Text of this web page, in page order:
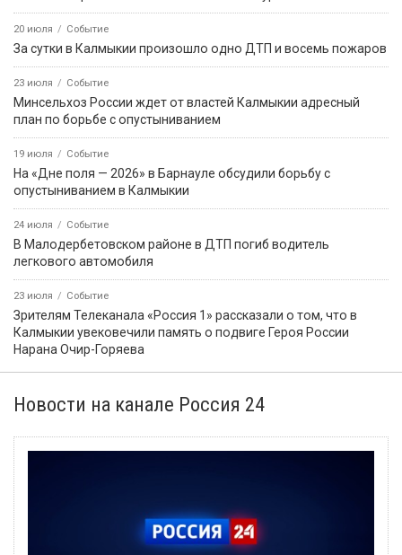
20 июля Событие
За сутки в Калмыкии произошло одно ДТП и восемь пожаров
23 июля Событие
Минсельхоз России ждет от властей Калмыкии адресный
план по борьбе с опустыниванием
19 июля Событие
На «Дне поля — 2026» в Барнауле обсудили борьбу с
опустыниванием в Калмыкии
24 июля Событие
В Малодербетовском районе в ДТП погиб водитель
легкового автомобиля
23 июля Событие
Зрителям Телеканала «Россия 1» рассказали о том, что в
Калмыкии увековечили память о подвиге Героя России
Нарана Очир-Горяева
Новости на канале Россия 24